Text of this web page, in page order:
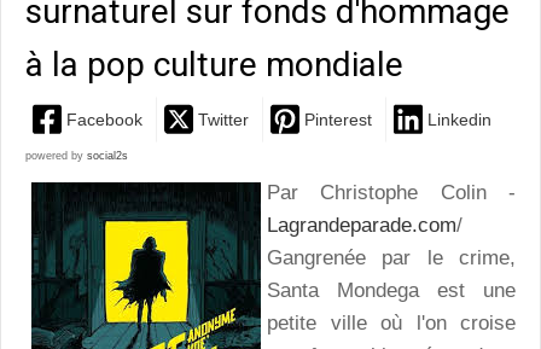
surnaturel sur fonds d'hommage
à la pop culture mondiale
Facebook Twitter Pinterest Linkedin
powered by social2s
Par Christophe Colin -
Lagrandeparade.com/
Gangrenée par le crime,
Santa Mondega est une
petite ville où l'on croise